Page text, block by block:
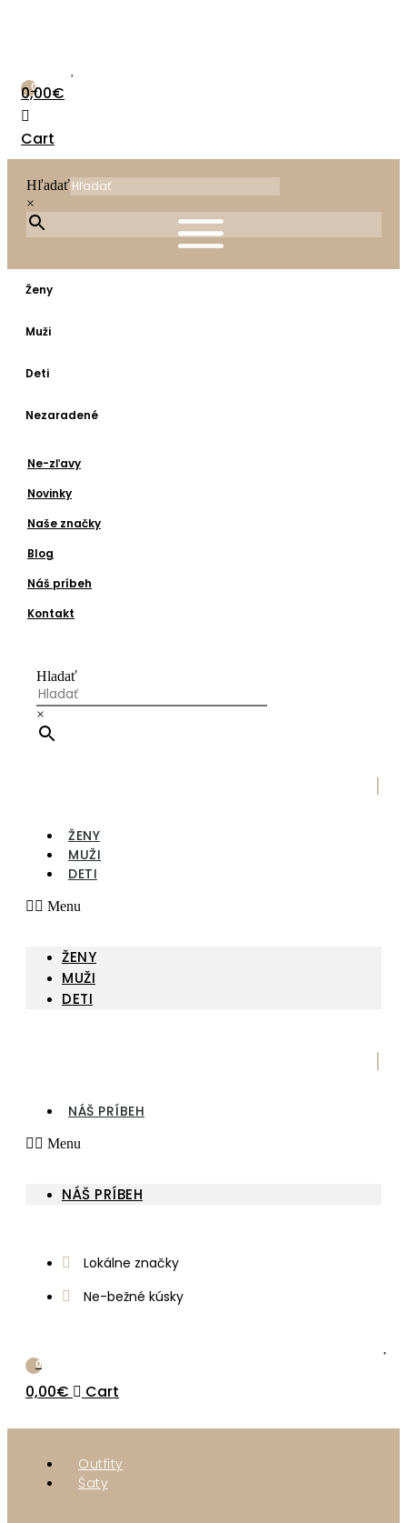
0
0,00€
Cart
Hľadať
×
Ženy
Muži
Deti
Nezaradené
Ne-zľavy
Novinky
Naše značky
Blog
Náš príbeh
Kontakt
Hladať
×
ŽENY
MUŽI
DETI
Menu
ŽENY
MUŽI
DETI
NÁŠ PRÍBEH
Menu
NÁŠ PRÍBEH
Lokálne značky
Ne-bežné kúsky
0
0,00€ Cart
Outfity
Šaty